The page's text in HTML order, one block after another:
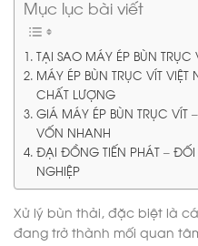
Mục lục bài viết
TẠI SAO MÁY ÉP BÙN
MÁY ÉP BÙN TRỤC VÍT
CHẤT LƯỢNG
GIÁ MÁY ÉP BÙN TRỤC VÍT
VỐN NHANH
ĐẠI ĐỒNG TIẾN PHÁT –
NGHIỆP
Xử lý bùn thải, đặc biệt là
đang trở thành mối quan